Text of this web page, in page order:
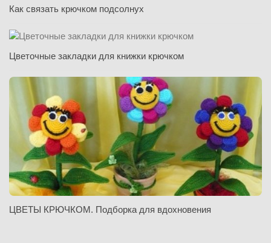
Как связать крючком подсолнух
Цветочные закладки для книжки крючком
ЦВЕТЫ КРЮЧКОМ. Подборка для вдохновения